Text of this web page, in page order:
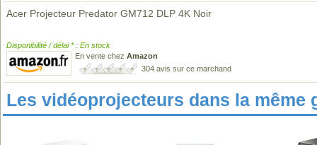
Acer Projecteur Predator GM712 DLP 4K Noir
Disponibilité / délai * : En stock
En vente chez Amazon
304 avis sur ce marchand
Les vidéoprojecteurs dans la même